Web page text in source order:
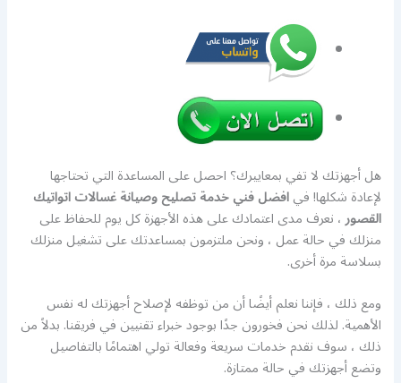
هل أجهزتك لا تفي بمعاييرك؟ احصل على المساعدة التي تحتاجها
لإعادة شكلها! فيافضل فني خدمة تصليح وصيانة غسالات اتواتيك
القصور، نعرف مدى اعتمادك على هذه الأجهزة كل يوم للحفاظ على
منزلك في حالة عمل ، ونحن ملتزمون بمساعدتك على تشغيل منزلك
بسلاسة مرة أخرى.
ومع ذلك ، فإننا نعلم أيضًا أن من توظفه لإصلاح أجهزتك له نفس
الأهمية. لذلك نحن فخورون جدًا بوجود خبراء تقنيين في فريقنا. بدلاً من
ذلك ، سوف نقدم خدمات سريعة وفعالة تولي اهتمامًا بالتفاصيل
وتضع أجهزتك في حالة ممتازة.